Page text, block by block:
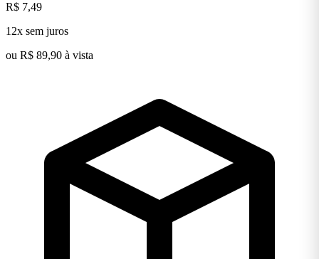
R$ 7,49
12x sem juros
ou R$ 89,90 à vista